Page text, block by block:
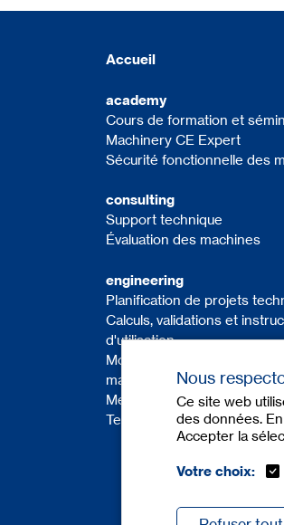
Accueil
academy
Cours de formation et
Machinery CE Expert
Sécurité fonctionnelle des
consulting
Support technique
Évaluation des machines
engineering
Planification de projets
Calculs, validations et
d'utilisation
Modification et mise à niveau
machines
Mesures
Tests techniques
Nous
Ce site web
des données.
Accepter la
Votre choix: